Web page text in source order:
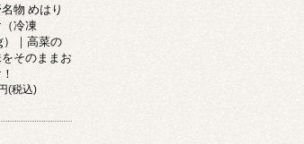
物 めはり
冷凍
）｜高菜の
そのままお
(税込)